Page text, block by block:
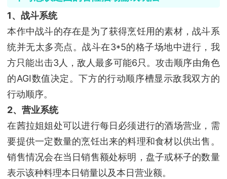
1、战斗系统
本作中战斗的存在是为了获得烹饪用的素材，战斗系
统并无太多亮点。战斗在3*5的格子场地中进行，我
方只能出击3人，敌人最多可能6只。攻击顺序由角色
的AGI数值决定。下方的行动顺序槽显示敌我双方的
行动顺序。
2、营业系统
在茜拉姐姐处可以进行每日必须进行的酒场营业，需
要提供一定数量的烹饪出来的料理和食材以供出售。
销售情况会在当日销售额处标明，盘子或杯子的数量
表示该种料理本日销量以及本日营业额。